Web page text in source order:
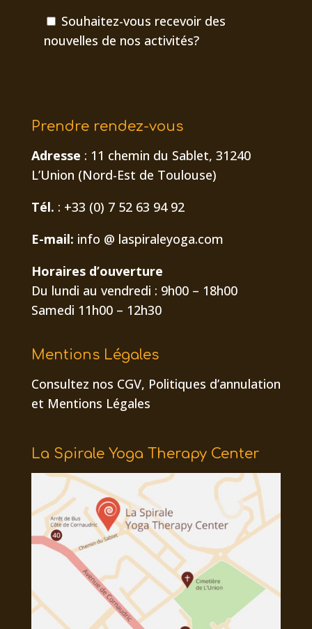
Souhaitez-vous recevoir des
nouvelles de nos activités?
Prendre rendez-vous
Adresse : 11 chemin du Sablet, 31240
L’Union (Nord-Est de Toulouse)
Tél. : +33 (0) 7 52 63 94 92
E-mail: info @ laspiraleyoga.com
Horaires d’ouverture
Du lundi au vendredi : 9h00 – 18h00
Samedi 11h00 – 12h30
Mentions Légales
Consultez nos CGV, Politiques d’annulation
et Mentions Légales
La Spirale Yoga Therapy Center